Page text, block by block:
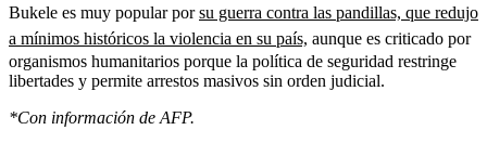
Bukele es muy popular porsu guerra contra las pandillas, que redujo
a mínimos históricos la violencia en su país, aunque es criticado por
organismos humanitarios porque la política de seguridad restringe
libertades y permite arrestos masivos sin orden judicial.
*Con información de AFP.